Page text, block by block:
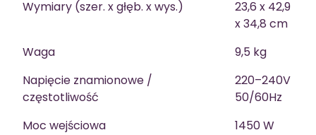
Wymiary (szer. x głęb. x wys.)
23,6 x 42,9
x 34,8 cm
Waga
9,5 kg
Napięcie znamionowe /
częstotliwość
220–240V
50/60Hz
Moc wejściowa
1450 W